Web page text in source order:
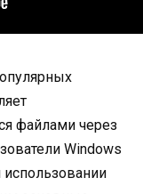
файлами через
Windows